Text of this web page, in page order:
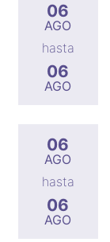
06
AGO
hasta
06
AGO
06
AGO
hasta
06
AGO